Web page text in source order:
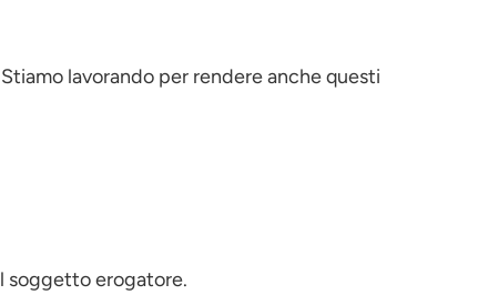
lavorando per rendere anche questi
soggetto erogatore.